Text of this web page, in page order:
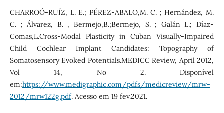
CHARROÓ-RUÍZ, L. E.; PÉREZ-ABALO,M. C. ; Hernández, M.
C. ; Álvarez, B. , Bermejo,B.;Bermejo, S. ; Galán L.; Díaz-
Comas,L.Cross-Modal Plasticity in Cuban Visually-Impaired
Child Cochlear Implant Candidates: Topography of
Somatosensory Evoked Potentials.MEDICC Review, April 2012,
Vol 14, No 2. Disponível
em:https://www.medigraphic.com/pdfs/medicreview/mrw-
2012/mrw122g.pdf. Acesso em 19 fev.2021.